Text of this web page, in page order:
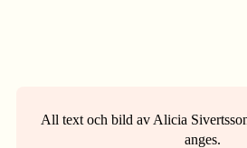
All text och bild av Alicia
anges.